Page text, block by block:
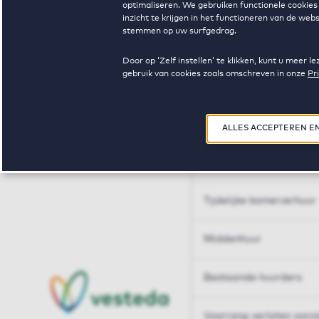
optimaliseren. We gebruiken functionele
inzicht te krijgen in het functioneren van de
stemmen op uw surfgedrag.
Door op ‘Zelf instellen’ te klikken, kunt u meer
gebruik van cookies zoals omschreven in onze
ALLES ACCEPTEREN
Huren op maat
Tijdelijke kamerverhuur
Middenhuur
Bestaande huurders
Voorrang verlaten